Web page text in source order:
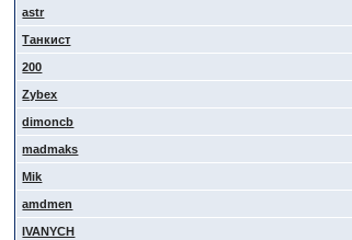
astr
Танкист
200
Zybex
dimoncb
madmaks
Mik
amdmen
IVANYCH